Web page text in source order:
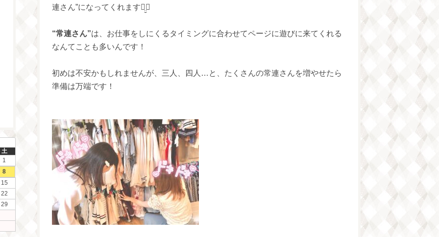
連さん”になってくれますꪔ̤̮‪♡
“常連さん”は、お仕事をしにくるタイミングに合わせてページに遊びに来てくれる
なんてことも多いんです！
初めは不安かもしれませんが、三人、四人…と、たくさんの常連さんを増やせたら
準備は万端です！
土
1
8
15
22
29